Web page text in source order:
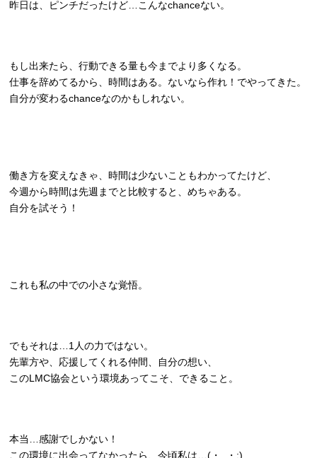
昨日は、ピンチだったけど…こんなchanceない。
もし出来たら、行動できる量も今までより多くなる。
仕事を辞めてるから、時間はある。ないなら作れ！でやってきた。
自分が変わるchanceなのかもしれない。
働き方を変えなきゃ、時間は少ないこともわかってたけど、
今週から時間は先週までと比較すると、めちゃある。
自分を試そう！
これも私の中での小さな覚悟。
でもそれは…1人の力ではない。
先輩方や、応援してくれる仲間、自分の想い、
このLMC協会という環境あってこそ、できること。
本当…感謝でしかない！
この環境に出会ってなかったら、今頃私は…(・_・;)